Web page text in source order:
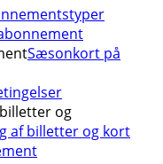
Sæsonkort på
og
af billetter og kort